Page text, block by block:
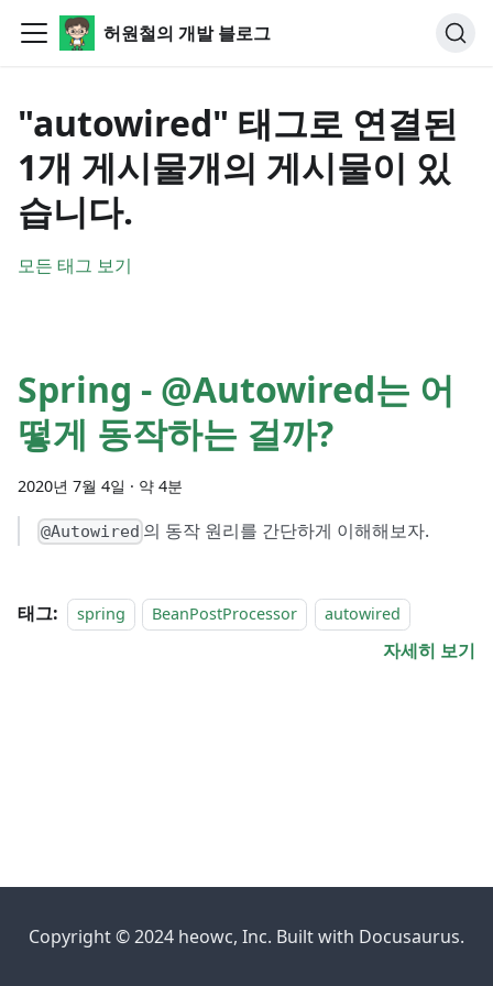
허원철의 개발 블로그
"autowired" 태그로 연결된
1개 게시물개의 게시물이 있
습니다.
모든 태그 보기
Spring - @Autowired는 어
떻게 동작하는 걸까?
2020년 7월 4일 · 약 4분
@Autowired 의 동작 원리를 간단하게 이해해보자.
태그: spring BeanPostProcessor autowired
자세히 보기
Copyright © 2024 heowc, Inc. Built with Docusaurus.